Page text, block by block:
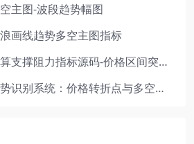
主图-波段趋势幅图
画线趋势多空主图指标
文华财经自动测算支撑阻力指标源码-价格区间突破多空
三图共振波段趋势识别系统：价格转折点与多空动能分析